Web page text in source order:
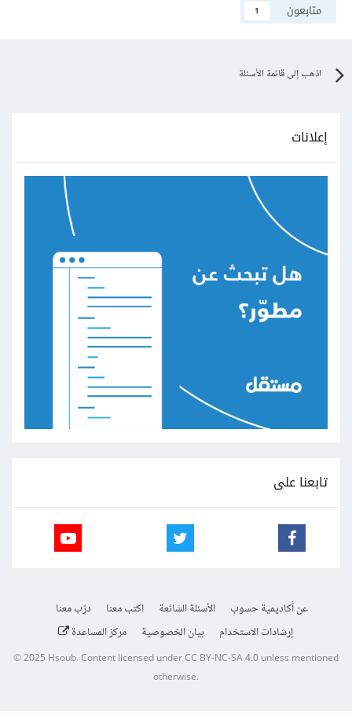
متابعون
1
اذهب إلى قائمة الأسئلة
إعلانات
تابعنا على
عن أكاديمية حسوب الأسئلة الشائعة اكتب معنا
درّب معنا
إرشادات الاستخدام
بيان الخصوصية مركز المساعدة
© 2025Hsoub.Content licensed underCC BY-NC-SA 4.0unless mentioned
otherwise.